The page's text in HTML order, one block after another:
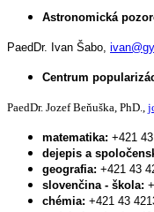
Astronomická
PaedDr. Ivan Šabo,
Centrum
PaedDr. Jozef Beňuška, PhD.,
matematika: +421
dejepis a
geografia: +421 43
slovenčina - škola:
chémia: +421 43